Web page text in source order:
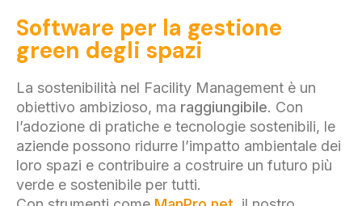
Software per la gestione
green degli spazi
La sostenibilità nel Facility Management è un
obiettivo ambizioso, ma raggiungibile. Con
l’adozione di pratiche e tecnologie sostenibili, le
aziende possono ridurre l’impatto ambientale dei
loro spazi e contribuire a costruire un futuro più
verde e sostenibile per tutti.